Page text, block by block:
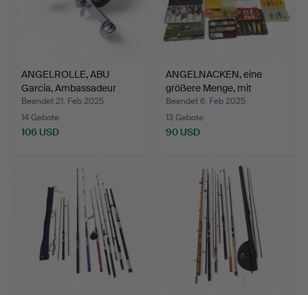
ANGELROLLE, ABU
Garcia, Ambassadeur
10000i…
Beendet 21. Feb 2025
14 Gebote
106 USD
ANGELNACKEN, eine
größere Menge, mit
Zubeh…
Beendet 6. Feb 2025
13 Gebote
90 USD